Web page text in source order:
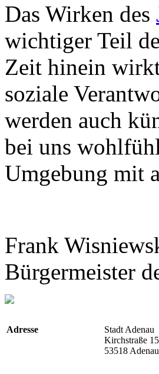
Das Wirken des
wichtiger Teil
Zeit hinein
soziale
werden auch
bei uns
Umgebung mit
Frank
Bürgermeister
Adresse
Stadt Adenau
Kirchstraße 15
53518 Adenau